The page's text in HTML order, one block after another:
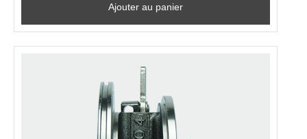
Ajouter au panier